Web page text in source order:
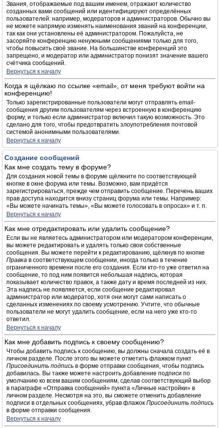
Звания, отображаемые под вашим именем, отражают количество
созданных вами сообщений или идентифицируют определённых
пользователей: например, модераторов и администраторов. Обычно вы
не можете напрямую изменять наименования званий на конференции,
так как они установлены её администратором. Пожалуйста, не
засоряйте конференцию ненужными сообщениями только для того,
чтобы повысить своё звание. На большинстве конференций это
запрещено, и модератор или администратор понизят значение вашего
счётчика сообщений.
Вернуться к началу
Когда я щёлкаю по ссылке «email», от меня требуют войти на
конференцию!
Только зарегистрированные пользователи могут отправлять email-
сообщения другим пользователям через встроенную в конференцию
форму, и только если администратор включил такую возможность. Это
сделано для того, чтобы предотвратить злоупотребления почтовой
системой анонимными пользователями.
Вернуться к началу
Создание сообщений
Как мне создать тему в форуме?
Для создания новой темы в форуме щёлкните по соответствующей
кнопке в окне форума или темы. Возможно, вам придётся
зарегистрироваться, прежде чем отправить сообщение. Перечень ваших
прав доступа находится внизу страниц форума или темы. Например:
«Вы можете начинать темы», «Вы можете голосовать в опросах» и т. п.
Вернуться к началу
Как мне отредактировать или удалить сообщение?
Если вы не являетесь администратором или модератором конференции,
вы можете редактировать и удалять только свои собственные
сообщения. Вы можете перейти к редактированию, щёлкнув по кнопке
Правка в соответствующем сообщении, иногда только в течение
ограниченного времени после его создания. Если кто-то уже ответил на
сообщение, то под ним появится небольшая надпись, которая
показывает количество правок, а также дату и время последней из них.
Эта надпись не появляется, если сообщение редактировал
администратор или модератор, хотя они могут сами написать о
сделанных изменениях по своему усмотрению. Учтите, что обычные
пользователи не могут удалить сообщение, если на него уже кто-то
ответил.
Вернуться к началу
Как мне добавить подпись к своему сообщению?
Чтобы добавить подпись к сообщению, вы должны сначала создать её в
личном разделе. После этого вы можете отметить флажком пункт
Присоединить подпись в форме отправки сообщения, чтобы подпись
добавилась. Вы также можете настроить добавление подписи по
умолчанию ко всем вашим сообщениям, сделав соответствующий выбор
в параграфе «Отправка сообщений» пункта «Личные настройки» в
личном разделе. Несмотря на это, вы сможете отменить добавление
подписи в отдельных сообщениях, убрав флажок Присоединить подпись
в форме отправки сообщения.
Вернуться к началу